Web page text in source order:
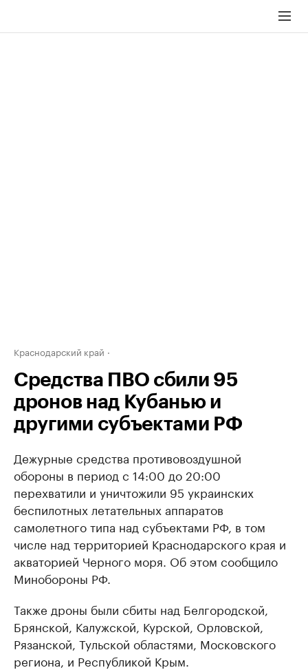
Краснодарский край
Средства ПВО сбили 95
дронов над Кубанью и
другими субъектами РФ
Дежурные средства противовоздушной
обороны в период с 14:00 до 20:00
перехватили и уничтожили 95 украинских
беспилотных летательных аппаратов
самолетного типа над субъектами РФ, в том
числе над территорией Краснодарского края и
акваторией Черного моря. Об этом сообщило
Минобороны РФ.
Также дроны были сбиты над Белгородской,
Брянской, Калужской, Курской, Орловской,
Рязанской, Тульской областями, Московского
региона, и Республикой Крым.